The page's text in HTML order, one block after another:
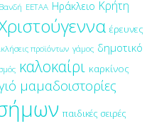
ΕΕΤΑΑ Ηράκλειο Κρήτη
έρευνες
προϊόντων γάμος δημοτικό
καλοκαίρι καρκίνος
μαμαδοιστορίες
παιδικές σειρές